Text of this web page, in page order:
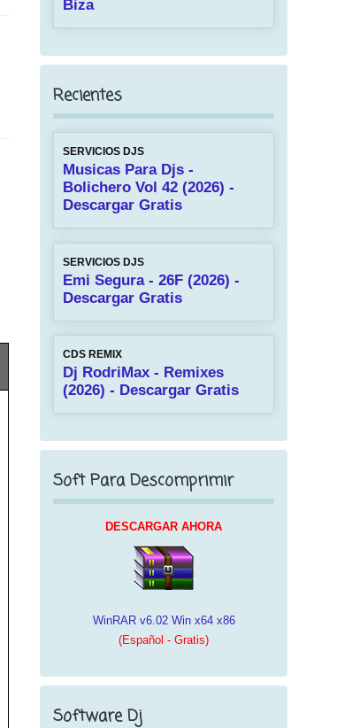
Biza
Recientes
SERVICIOS DJS
Musicas Para Djs -
Bolichero Vol 42 (2026) -
Descargar Gratis
SERVICIOS DJS
Emi Segura - 26F (2026) -
Descargar Gratis
CDS REMIX
Dj RodriMax - Remixes
(2026) - Descargar Gratis
Soft Para Descomprimir
DESCARGAR AHORA
WinRAR v6.02 Win x64 x86
(Español - Gratis)
Software Dj